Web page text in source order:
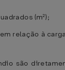
(m²);
relação à
são